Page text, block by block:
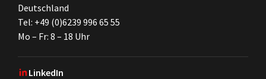
Deutschland
Tel: +49 (0)6239 996 65 55
Mo – Fr: 8 – 18 Uhr
LinkedIn